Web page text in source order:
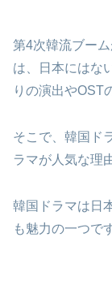
第4次韓流ブー
は、日本にはな
りの演出やOST
そこで、韓国ド
ラマが人気な理
韓国ドラマは日
も魅力の一つで